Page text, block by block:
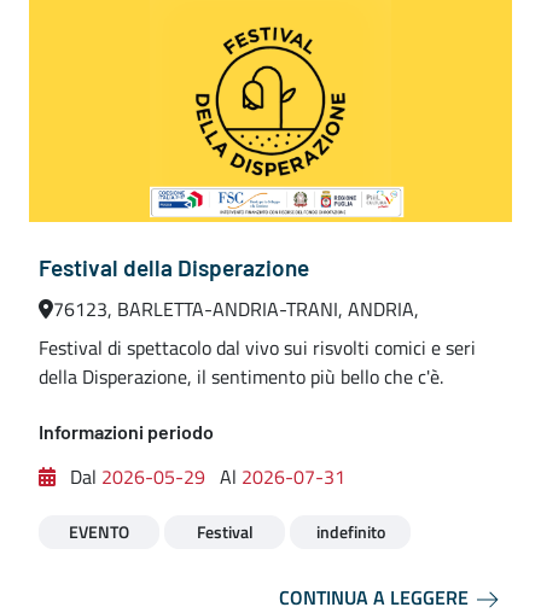
Festival della Disperazione
76123, BARLETTA-ANDRIA-TRANI, ANDRIA,
Festival di spettacolo dal vivo sui risvolti comici e seri
della Disperazione, il sentimento più bello che c'è.
Informazioni periodo
Dal 2026-05-29 Al 2026-07-31
EVENTO Festival indefinito
CONTINUA A LEGGERE